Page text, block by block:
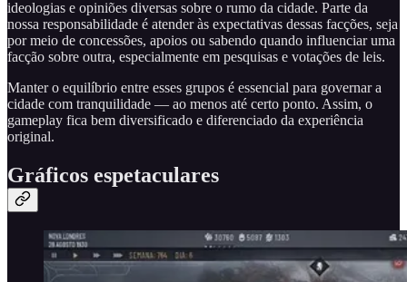
ideologias e opiniões diversas sobre o rumo da cidade. Parte da
nossa responsabilidade é atender às expectativas dessas facções, seja
por meio de concessões, apoios ou sabendo quando influenciar uma
facção sobre outra, especialmente em pesquisas e votações de leis.
Manter o equilíbrio entre esses grupos é essencial para governar a
cidade com tranquilidade — ao menos até certo ponto. Assim, o
gameplay fica bem diversificado e diferenciado da experiência
original.
Gráficos espetaculares